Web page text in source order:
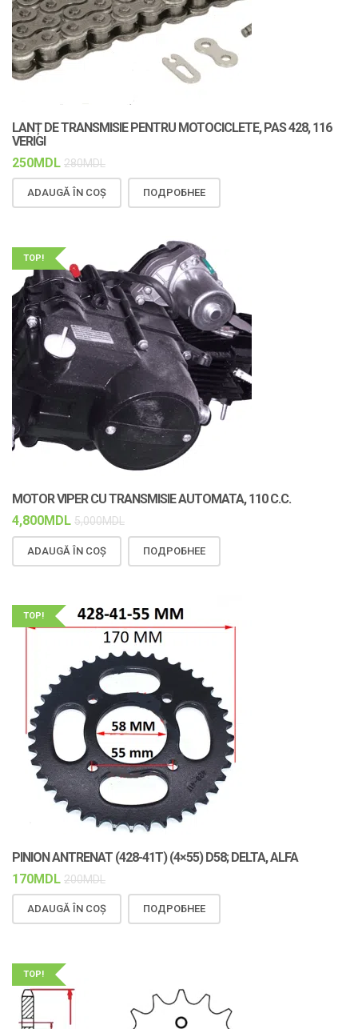
LANȚ DE TRANSMISIE PENTRU MOTOCICLETE, PAS 428, 116
VERIGI
250MDL 280MDL
ADAUGĂ ÎN COȘ ПОДРОБНЕЕ
TOP!
MOTOR VIPER CU TRANSMISIE AUTOMATA, 110 C.C.
4,800MDL 5,000MDL
ADAUGĂ ÎN COȘ ПОДРОБНЕЕ
TOP!
PINION ANTRENAT (428-41T) (4×55) D58; DELTA, ALFA
170MDL 200MDL
ADAUGĂ ÎN COȘ ПОДРОБНЕЕ
TOP!